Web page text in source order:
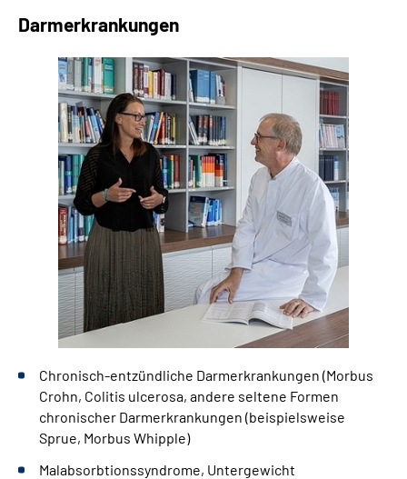
Darmerkrankungen
Chronisch-entzündliche Darmerkrankungen (Morbus
Crohn, Colitis ulcerosa, andere seltene Formen
chronischer Darmerkrankungen (beispielsweise
Sprue, Morbus Whipple)
Malabsorbtionssyndrome, Untergewicht